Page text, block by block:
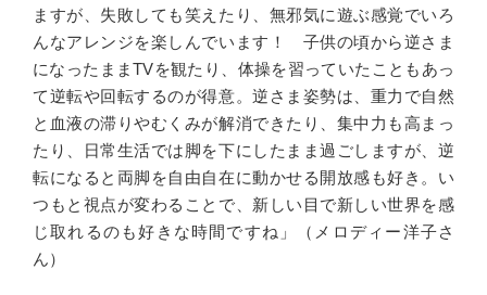
ますが、失敗しても笑えたり、無邪気に遊ぶ感覚でいろ
んなアレンジを楽しんでいます！ 子供の頃から逆さま
になったままTVを観たり、体操を習っていたこともあっ
て逆転や回転するのが得意。逆さま姿勢は、重力で自然
と血液の滞りやむくみが解消できたり、集中力も高まっ
たり、日常生活では脚を下にしたまま過ごしますが、逆
転になると両脚を自由自在に動かせる開放感も好き。い
つもと視点が変わることで、新しい目で新しい世界を感
じ取れるのも好きな時間ですね」（メロディー洋子さ
ん）